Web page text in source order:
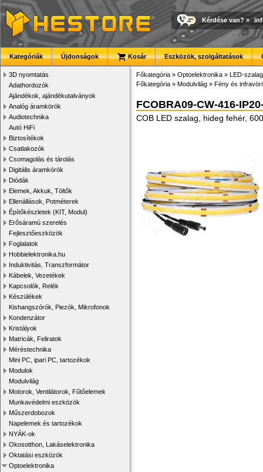
Kérdése van? »
Kategóriák Újdonságok Kosár Eszközök, szolgáltatások
3D nyomtatás
Adathordozók
Ajándékok, ajándékutalványok
Analóg áramkörök
Audiotechnika
Autó HiFi
Biztosítékok
Csatlakozók
Csomagolás és tárolás
Digitális áramkörök
Diódák
Elemek, Akkuk, Töltők
Ellenállások, Potméterek
Építőkészletek (KIT, Modul)
Erősáramú szerelés
Fejlesztőeszközök
Foglalatok
Hobbielektronika.hu
Induktivitás, Transzformátor
Kábelek, Vezetékek
Kapcsolók, Relék
Készülékek
Kishangszórók, Piezók, Mikrofonok
Kondenzátor
Kristályok
Matricák, Feliratok
Méréstechnika
Mini PC, ipari PC, tartozékok
Modulok
Modulvilág
Motorok, Ventilátorok, Fűtőelemek
Munkavédelmi eszközök
Műszerdobozok
Napelemek és tartozékok
NYÁK-ok
Okosotthon, Lakáselektronika
Oktatási eszközök
Optoelektronika
Főkategória » Optoelektronika » LED-
Főkategória » Modulvilág » Fény és
FCOBRA09-CW-416-
COB LED szalag, hideg fehér,